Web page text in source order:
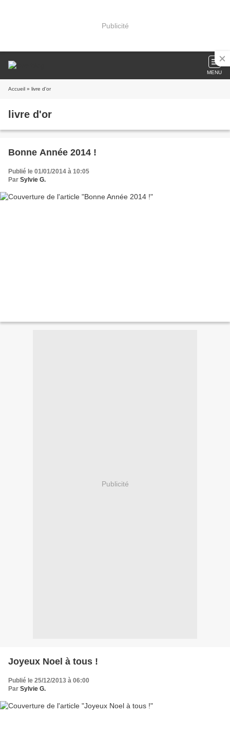
Publicité
MENU
Accueil » livre d'or
livre d'or
Bonne Année 2014 !
Publié le 01/01/2014 à 10:05
Par Sylvie G.
Publicité
Joyeux Noel à tous !
Publié le 25/12/2013 à 06:00
Par Sylvie G.